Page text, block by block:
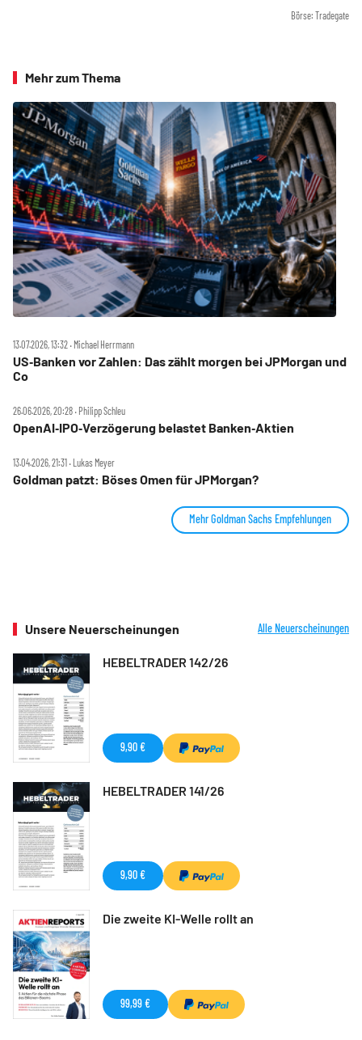
Börse: Tradegate
Mehr zum Thema
13.07.2026, 13:32 ‧ Michael Herrmann
US‑Banken vor Zahlen: Das zählt morgen bei JPMorgan und
Co
26.06.2026, 20:28 ‧ Philipp Schleu
OpenAI‑IPO‑Verzögerung belastet Banken‑Aktien
13.04.2026, 21:31 ‧ Lukas Meyer
Goldman patzt: Böses Omen für JPMorgan?
Mehr Goldman Sachs Empfehlungen
Unsere Neuerscheinungen Alle Neuerscheinungen
HEBELTRADER 142/26
9,90 €
HEBELTRADER 141/26
9,90 €
Die zweite KI-Welle rollt an
99,99 €